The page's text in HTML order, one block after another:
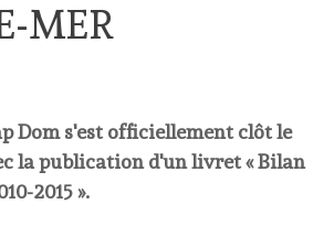
MER
Dom s'est officiellement clôt le
la publication d'un livret « Bilan
2015 ».